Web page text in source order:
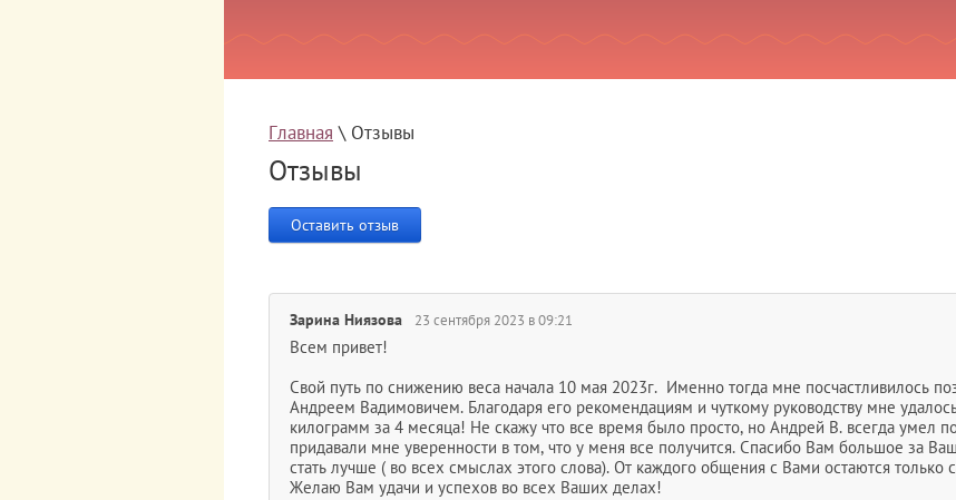
Главная \ Отзывы
Отзывы
Оставить отзыв
Зарина Ниязова 23 сентября 2023 в 09:21
Всем привет!
Свой путь по снижению веса начала 10 мая 2023г. Именно тогда мне посчастливилось
Андреем Вадимовичем. Благодаря его рекомендациям и чуткому руководству мне
килограмм за 4 месяца! Не скажу что все время было просто, но Андрей В. всегда умел
придавали мне уверенности в том, что у меня все получится. Спасибо Вам большое за
стать лучше ( во всех смыслах этого слова). От каждого общения с Вами остаются только
Желаю Вам удачи и успехов во всех Ваших делах!